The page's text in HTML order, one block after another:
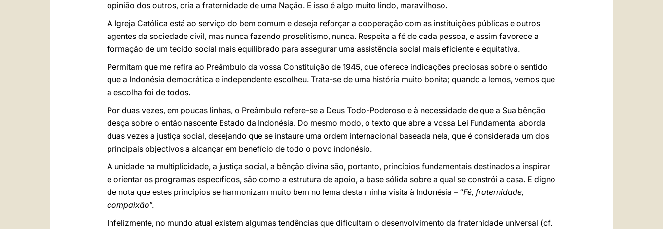
opinião dos outros, cria a fraternidade de uma Nação. E isso é algo muito lindo, maravilhoso.
A Igreja Católica está ao serviço do bem comum e deseja reforçar a cooperação com as instituições públicas e outros
agentes da sociedade civil, mas nunca fazendo proselitismo, nunca. Respeita a fé de cada pessoa, e assim favorece a
formação de um tecido social mais equilibrado para assegurar uma assistência social mais eficiente e equitativa.
Permitam que me refira ao Preâmbulo da vossa Constituição de 1945, que oferece indicações preciosas sobre o sentido
que a Indonésia democrática e independente escolheu. Trata-se de uma história muito bonita; quando a lemos, vemos que
a escolha foi de todos.
Por duas vezes, em poucas linhas, o Preâmbulo refere-se a Deus Todo-Poderoso e à necessidade de que a Sua bênção
desça sobre o então nascente Estado da Indonésia. Do mesmo modo, o texto que abre a vossa Lei Fundamental aborda
duas vezes a justiça social, desejando que se instaure uma ordem internacional baseada nela, que é considerada um dos
principais objectivos a alcançar em benefício de todo o povo indonésio.
A unidade na multiplicidade, a justiça social, a bênção divina são, portanto, princípios fundamentais destinados a inspirar
e orientar os programas específicos, são como a estrutura de apoio, a base sólida sobre a qual se constrói a casa. E digno
de nota que estes princípios se harmonizam muito bem no lema desta minha visita à Indonésia – “Fé, fraternidade,
compaixão”.
Infelizmente, no mundo atual existem algumas tendências que dificultam o desenvolvimento da fraternidade universal (cf.